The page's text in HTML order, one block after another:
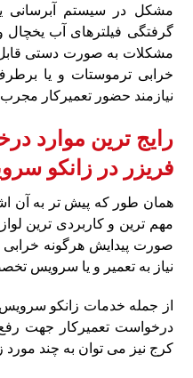
مشکل در سیستم آبرسانی
گرفتگی فیلترهای آب یخچال
مشکلات به صورت دستی
خرابی ترموستات و یا
نیازمند حضور تعمیرکار
رایج‌ ترین موارد
فریزر در زانکو
همان‌ طور که پیش‌ تر به آن
مهم‌ ترین و کاربردی‌ ترین
صورت پیدایش هرگونه خرابی
نیاز به تعمیر و یا سرویس
از جمله خدمات زانکو
درخواست تعمیرکار جهت
کرج نیز می‌ توان به چند مورد